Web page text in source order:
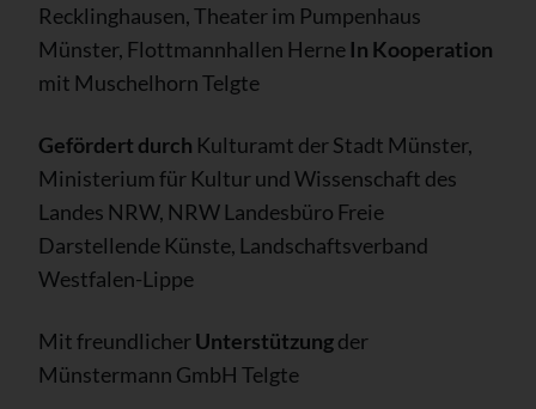
Recklinghausen, Theater im Pumpenhaus
Münster, Flottmannhallen Herne In Kooperation
mit Muschelhorn Telgte
Gefördert durch Kulturamt der Stadt Münster,
Ministerium für Kultur und Wissenschaft des
Landes NRW, NRW Landesbüro Freie
Darstellende Künste, Landschaftsverband
Westfalen-Lippe
Mit freundlicherUnterstützungder
Münstermann GmbH Telgte